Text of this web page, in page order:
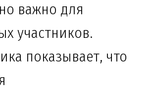
важно для
участников.
показывает, что